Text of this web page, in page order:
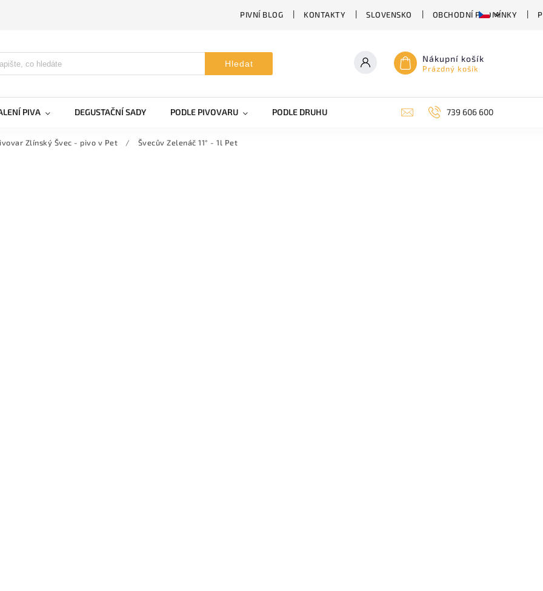
PIVNÍ BLOG KONTAKTY SLOVENSKO OBCHODNÍ PODMÍNKY
Hledat Nákupní košík
Prázdný košík
PIVA DEGUSTAČNÍ SADY PODLE PIVOVARU PODLE DRUHU PIVA SUDOVÉ PIVO PIVO V PLECHU
739 606 600
Zlínský Švec - pivo v Pet / Švecův Zelenáč 11° - 1l Pet